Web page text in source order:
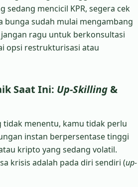
sedang mencicil KPR, segera cek
bunga sudah mulai mengambang
ragu untuk berkonsultasi
opsi restrukturisasi atau
Saat Ini: Up-Skilling&
tidak menentu, kamu tidak perlu
instan berpersentase tinggi
kripto yang sedang volatil.
krisis adalah pada diri sendiri (up-